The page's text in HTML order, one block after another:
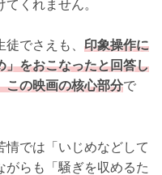
くれません。
でさえも、 印象操作に
」をおこなったと回答し
この映画の核心部分で
情では「いじめなどして
がらも「騒ぎを収めるた